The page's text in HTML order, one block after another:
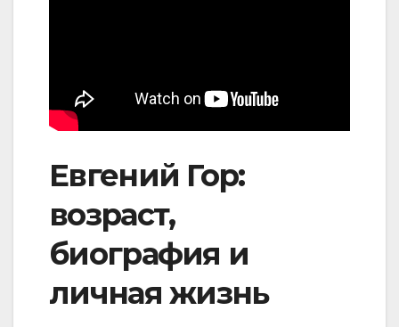
Евгений Гор:
возраст,
биография и
личная жизнь